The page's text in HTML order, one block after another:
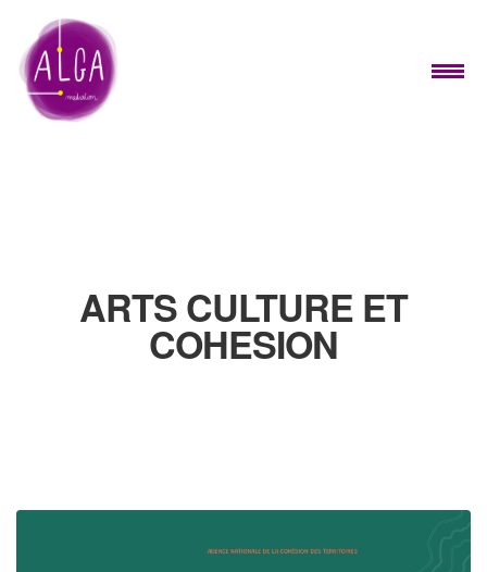
ARTS CULTURE ET
COHESION